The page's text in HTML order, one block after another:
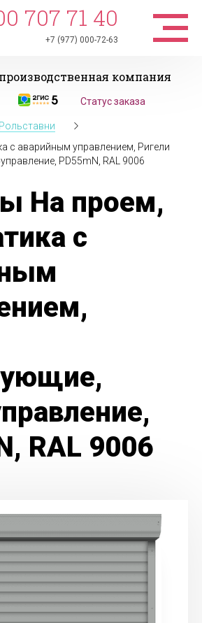
707 71 40
+7 (977) 000-72-63
компания
Статус заказа
Рольставни
с аварийным управлением, Ригели
PD55mN, RAL 9006
На проем,
с
RAL 9006